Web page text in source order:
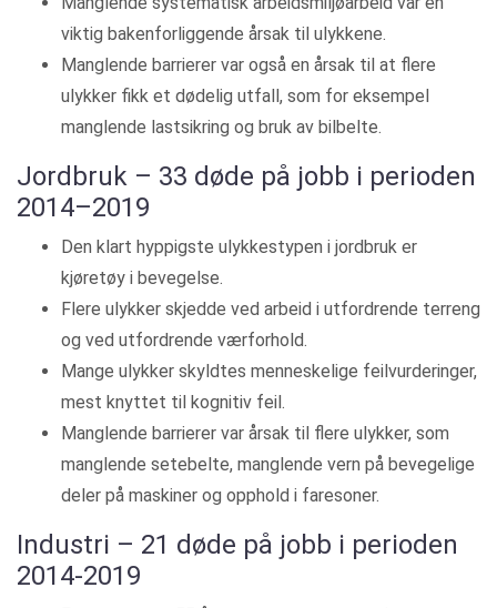
viktig bakenforliggende årsak til ulykkene.
Manglende barrierer var også en årsak til at flere
ulykker fikk et dødelig utfall, som for eksempel
manglende lastsikring og bruk av bilbelte.
Jordbruk – 33 døde på jobb i perioden
2014–2019
Den klart hyppigste ulykkestypen i jordbruk er
kjøretøy i bevegelse.
Flere ulykker skjedde ved arbeid i utfordrende terreng
og ved utfordrende værforhold.
Mange ulykker skyldtes menneskelige feilvurderinger,
mest knyttet til kognitiv feil.
Manglende barrierer var årsak til flere ulykker, som
manglende setebelte, manglende vern på bevegelige
deler på maskiner og opphold i faresoner.
Industri – 21 døde på jobb i perioden
2014-2019